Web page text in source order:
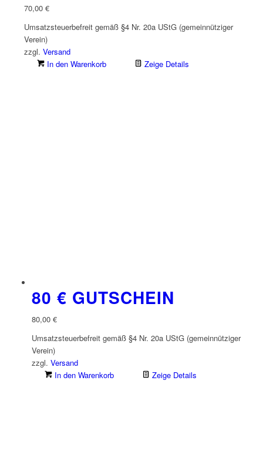
70,00 €
Umsatzsteuerbefreit gemäß §4 Nr. 20a UStG (gemeinnütziger
Verein)
zzgl. Versand
In den Warenkorb
Zeige Details
80 € GUTSCHEIN
80,00 €
Umsatzsteuerbefreit gemäß §4 Nr. 20a UStG (gemeinnütziger
Verein)
zzgl. Versand
In den Warenkorb
Zeige Details